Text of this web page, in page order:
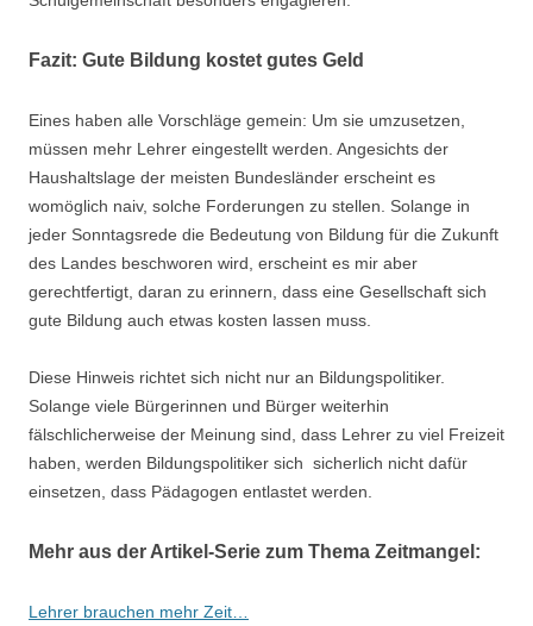
Fazit: Gute Bildung kostet gutes Geld
Eines haben alle Vorschläge gemein: Um sie umzusetzen,
müssen mehr Lehrer eingestellt werden. Angesichts der
Haushaltslage der meisten Bundesländer erscheint es
womöglich naiv, solche Forderungen zu stellen. Solange in
jeder Sonntagsrede die Bedeutung von Bildung für die Zukunft
des Landes beschworen wird, erscheint es mir aber
gerechtfertigt, daran zu erinnern, dass eine Gesellschaft sich
gute Bildung auch etwas kosten lassen muss.
Diese Hinweis richtet sich nicht nur an Bildungspolitiker.
Solange viele Bürgerinnen und Bürger weiterhin
fälschlicherweise der Meinung sind, dass Lehrer zu viel Freizeit
haben, werden Bildungspolitiker sich sicherlich nicht dafür
einsetzen, dass Pädagogen entlastet werden.
Mehr aus der Artikel-Serie zum Thema Zeitmangel:
Lehrer brauchen mehr Zeit…